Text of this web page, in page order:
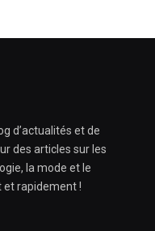
d’actualités et de
des articles sur les
la mode et le
rapidement !